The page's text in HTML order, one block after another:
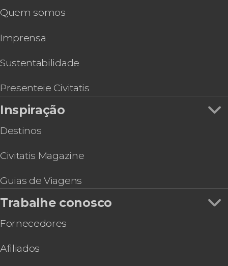
Visita à Casa do Escultor Roberto Rosas
Passeio de helicóptero por Potrerillos
Atividades de aventura no Parque Villavicencio
Quem somos
Imprensa
Sustentabilidade
Presenteie Civitatis
Inspiração
Destinos
Civitatis Magazine
Guias de Viagens
Trabalhe conosco
Fornecedores
Afiliados